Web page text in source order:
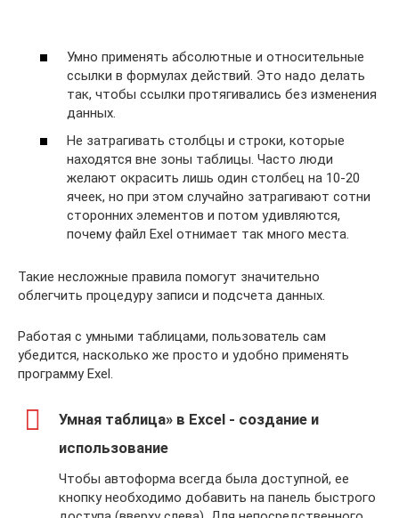
Умно применять абсолютные и относительные
ссылки в формулах действий. Это надо делать
так, чтобы ссылки протягивались без изменения
данных.
Не затрагивать столбцы и строки, которые
находятся вне зоны таблицы. Часто люди
желают окрасить лишь один столбец на 10-20
ячеек, но при этом случайно затрагивают сотни
сторонних элементов и потом удивляются,
почему файл Exel отнимает так много места.
Такие несложные правила помогут значительно
облегчить процедуру записи и подсчета данных.
Работая с умными таблицами, пользователь сам
убедится, насколько же просто и удобно применять
программу Exel.
Умная таблица» в Excel - создание и
использование
Чтобы автоформа всегда была доступной, ее
кнопку необходимо добавить на панель быстрого